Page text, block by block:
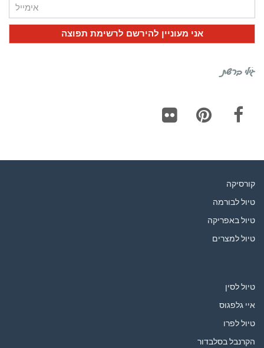
גילי ברשת
קורסיקה
טיול לבורמה
טיול באפריקה
טיול למצרים
טיול לסין
איי גלפגוס
טיול לפרו
הקרנבל בסלבדור